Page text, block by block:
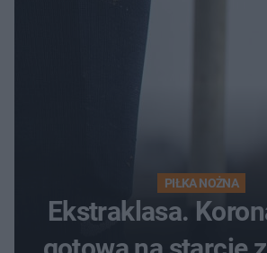
PIŁKA NOŻNA
Ekstraklasa.